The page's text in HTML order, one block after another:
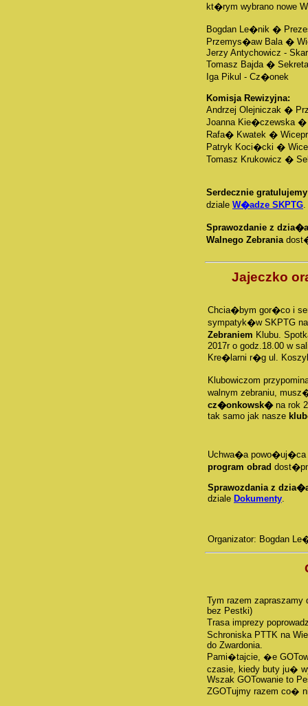
kt�rym wybrano nowe
Bogdan Le�nik �
Przemys�aw Bala �
Jerzy Antychowicz -
Tomasz Bajda �
Iga Pikul - Cz�onek
Komisja Rewizyjna:
Andrzej Olejniczak �
Joanna Kie�czewska
Rafa� Kwatek �
Patryk Koci�cki �
Tomasz Krukowicz �
Serdecznie
dziale W�adze SKPTG.
Sprawozdanie z
Walnego Zebrania
Jajeczko
Chcia�bym gor�co i
sympatyk�w SKPTG
Zebraniem Klubu.
2017r o godz.18.00 w
Kre�larni r�g ul.
Klubowiczom
walnym zebraniu,
cz�onkowsk�na rok
tak samo jak nasze
Uchwa�a powo�uj�ca
program obrad
Sprawozdania z
dziale Dokumenty.
Organizator: Bogdan
Tym razem
bez Pestki)
Trasa imprezy
Schroniska PTTK na
do Zwardonia.
Pami�tajcie, �e
czasie, kiedy buty ju�
Wszak GOTowanie to
ZGOTujmy razem co�